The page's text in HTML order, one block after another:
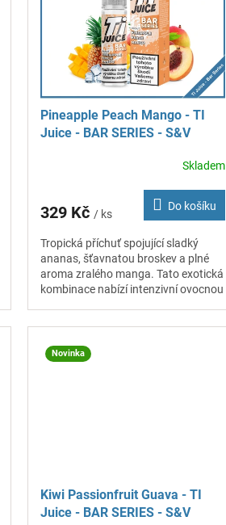
Pineapple Peach Mango - TI
Juice - BAR SERIES - S&V
Skladem
329 Kč / ks
Do košíku
Tropická příchuť spojující sladký
ananas, šťavnatou broskev a plné
aroma zralého manga. Tato exotická
kombinace nabízí intenzivní ovocnou
Novinka
Kiwi Passionfruit Guava - TI
Juice - BAR SERIES - S&V